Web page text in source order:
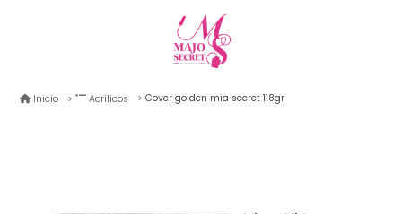
Inicio Acrílicos Cover golden mia secret 118gr